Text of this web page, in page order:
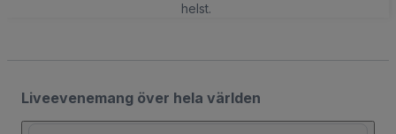
helst.
Liveevenemang över hela världen